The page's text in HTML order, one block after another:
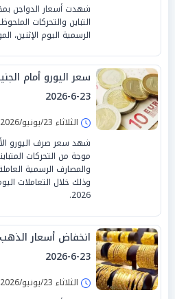
شهدت أسعار الدواجن
التباين والتحركات
الرسمية اليوم الإثنين، الموافق 29
سعر اليورو أمام
23-6-2026
الثلاثاء 23/يونيو/2026 - 12:00 م
شهد سعر صرف اليورو
موجة من التحركات
والمصارف الرسمية
2026.
انخفاض أسعار
23-6-2026
الثلاثاء 23/يونيو/2026 - 12:21 ص